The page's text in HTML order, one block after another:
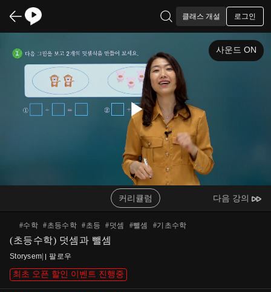
클래스 개설 로그인
Play
Video
사운드 ON
커리큘럼 다음 강의
#수학 #초등수학 #초등 #덧셈 #뺄셈 #기초수학
(초등수학) 덧셈과 뺄셈
Storysem 팔로우
최초 오픈 할인 이벤트 진행중